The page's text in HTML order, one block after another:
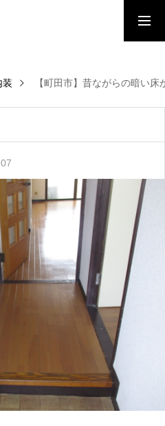
装 【町田市】昔ながらの暗い